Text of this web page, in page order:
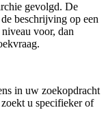
gevolgd. De
beschrijving op een
voor, dan
in uw zoekopdracht
u specifieker of